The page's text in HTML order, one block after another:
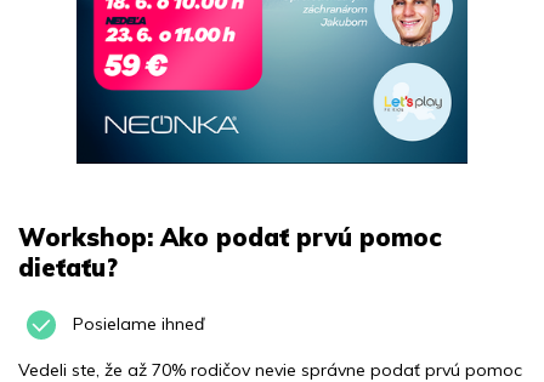
Workshop: Ako podať prvú pomoc
dieťaťu?
Posielame ihneď
Vedeli ste, že až 70% rodičov nevie správne podať prvú pomoc